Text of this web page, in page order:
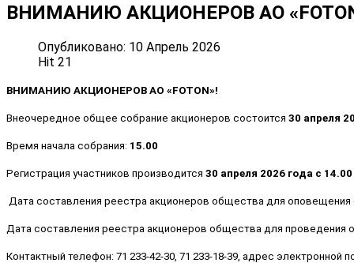
ВНИМАНИЮ АКЦИОНЕРОВ АО
Опубликовано: 10 Апрель 2026
Hit 21
ВНИМАНИЮ АКЦИОНЕРОВ АО «FOTON»!
Внеочередное общее собрание акционеров состоится 30 апреля
Время начала собрания: 15.00
Регистрация участников производится 30 апреля 2026 года с 14.00
Дата составления реестра акционеров общества для
Дата составления реестра акционеров общества для проведения
Контактный телефон: 71 233-42-30, 71 233-18-39, адрес электронной